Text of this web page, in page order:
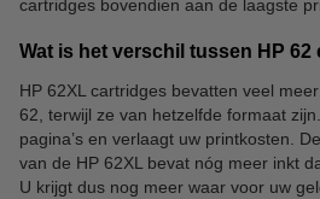
cartridges bovendien aan de laagste
Wat is het verschil tussen HP 62
HP 62XL cartridges bevatten veel
62, terwijl ze van hetzelfde formaat
pagina’s en verlaagt uw printkosten.
van de HP 62XL bevat nóg meer inkt
U krijgt dus nog meer waar voor uw